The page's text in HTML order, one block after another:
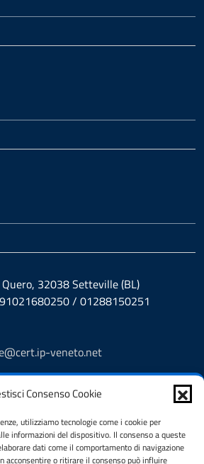
Consenso Cookie
utilizziamo tecnologie come i cookie per
informazioni del dispositivo. Il consenso a queste
dati come il comportamento di navigazione
acconsentire o ritirare il consenso può influire
32038 Setteville (BL)
/ 01288150251
veneto.net